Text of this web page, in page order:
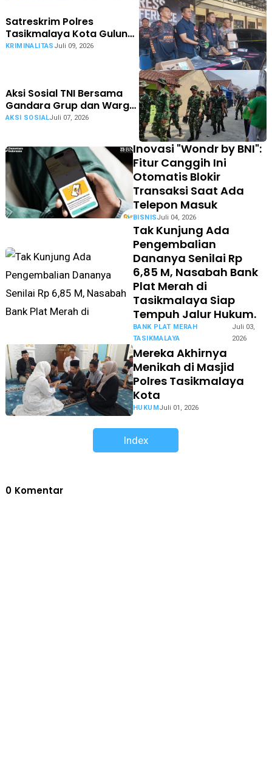
Satreskrim Polres
Tasikmalaya Kota Gulung
Komplotan Pelaku Ganjal
KRIMINALITAS Juli 09, 2026
Aksi Sosial TNI Bersama
Gandara Grup dan Warga,
Tampilkan Kembali Wajah
AKSI SOSIALJuli 07, 2026
Inovasi "Wondr by BNI":
Fitur Canggih Ini
Otomatis Blokir
Transaksi Saat Ada
Telepon Masuk
BISNISJuli 04, 2026
Tak Kunjung Ada
Pengembalian
Dananya Senilai Rp
6,85 M, Nasabah Bank
Plat Merah di
Tasikmalaya Siap
Tempuh Jalur Hukum.
BANK PLAT MERAH
TASIKMALAYA
Juli 03,
2026
Mereka Akhirnya
Menikah di Masjid
Polres Tasikmalaya
Kota
HUKUM Juli 01, 2026
Index
0 Komentar